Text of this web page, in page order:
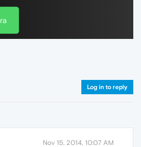
Log in to reply
Nov 15, 2014, 10:07 AM